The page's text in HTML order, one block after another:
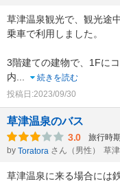
草津温泉観光で、観光途
乗車で利用しました。
3階建ての建物で、1Fに
内
続きを読む
投稿日:2023/09/30
草津温泉のバス
3.0 旅行時
by Toratora さん（男性） 草
草津温泉に来る場合には